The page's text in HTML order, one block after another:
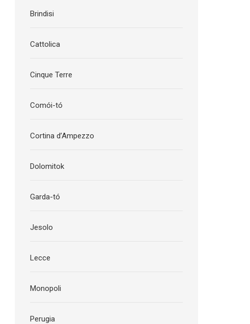
Brindisi
Cattolica
Cinque Terre
Comói-tó
Cortina d’Ampezzo
Dolomitok
Garda-tó
Jesolo
Lecce
Monopoli
Perugia